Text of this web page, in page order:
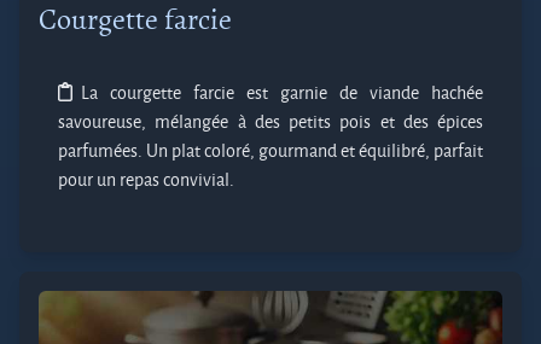
Courgette farcie
La courgette farcie est garnie de viande hachée
savoureuse, mélangée à des petits pois et des épices
parfumées. Un plat coloré, gourmand et équilibré, parfait
pour un repas convivial.